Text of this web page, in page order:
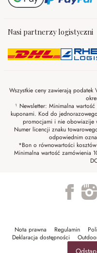
Nasi partnerzy logistyczni
Wszystkie ceny zawierają podatek
¹ Newsletter: Minimalna
kuponami. Kod do
promocjami i nie obowiazije
Numer licencji znaku
odpowiednim
*Bon o równowartości
Minimalna wartość zamówienia
Nota prawna Regulamin
Deklaracja dostępności